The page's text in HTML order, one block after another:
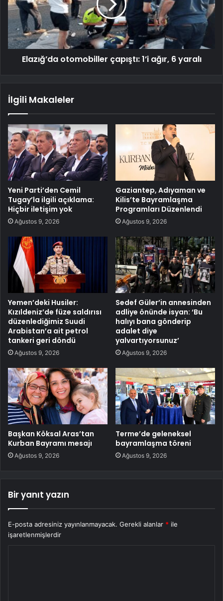
Elazığ’da otomobiller çapıştı: 1’i ağır, 6 yaralı
İlgili Makaleler
Yeni Parti’den Cemil
Tugay’la ilgili açıklama:
Hiçbir iletişim yok
Ağustos 9, 2026
Gaziantep, Adıyaman ve
Kilis’te Bayramlaşma
Programları Düzenlendi
Ağustos 9, 2026
Yemen’deki Husiler:
Kızıldeniz’de füze saldırısı
düzenlediğimiz Suudi
Arabistan’a ait petrol
tankeri geri döndü
Ağustos 9, 2026
Sedef Güler’in annesinden
adliye önünde isyan: ‘Bu
halıyı bana gönderip
adalet diye
yalvartıyorsunuz’
Ağustos 9, 2026
Başkan Köksal Aras’tan
Kurban Bayramı mesajı
Ağustos 9, 2026
Terme’de geleneksel
bayramlaşma töreni
Ağustos 9, 2026
Bir yanıt yazın
E-posta adresiniz yayınlanmayacak. Gerekli alanlar * ile
işaretlenmişlerdir